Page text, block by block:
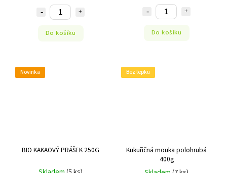
Do košíku Do košíku
Novinka
BIO KAKAOVÝ PRÁŠEK 250G
Bez lepku
Kukuřičná mouka polohrubá
400g